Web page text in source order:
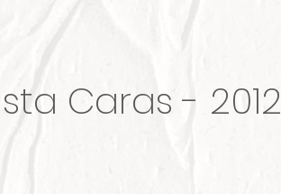
Caras - 2012